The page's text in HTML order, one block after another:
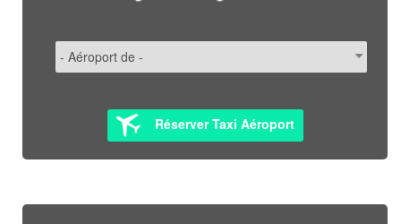
Réserver Taxi Aéroport